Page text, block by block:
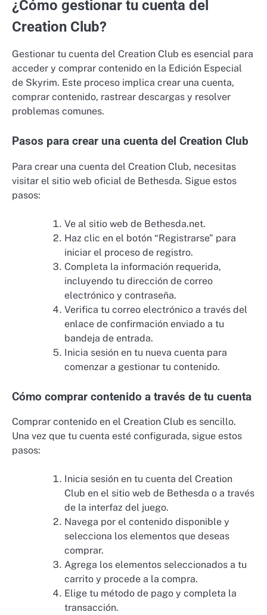
¿Cómo gestionar tu cuenta del
Creation Club?
Gestionar tu cuenta del Creation Club es esencial para
acceder y comprar contenido en la Edición Especial
de Skyrim. Este proceso implica crear una cuenta,
comprar contenido, rastrear descargas y resolver
problemas comunes.
Pasos para crear una cuenta del Creation Club
Para crear una cuenta del Creation Club, necesitas
visitar el sitio web oficial de Bethesda. Sigue estos
pasos:
Ve al sitio web de Bethesda.net.
Haz clic en el botón “Registrarse” para
iniciar el proceso de registro.
Completa la información requerida,
incluyendo tu dirección de correo
electrónico y contraseña.
Verifica tu correo electrónico a través del
enlace de confirmación enviado a tu
bandeja de entrada.
Inicia sesión en tu nueva cuenta para
comenzar a gestionar tu contenido.
Cómo comprar contenido a través de tu cuenta
Comprar contenido en el Creation Club es sencillo.
Una vez que tu cuenta esté configurada, sigue estos
pasos:
Inicia sesión en tu cuenta del Creation
Club en el sitio web de Bethesda o a través
de la interfaz del juego.
Navega por el contenido disponible y
selecciona los elementos que deseas
comprar.
Agrega los elementos seleccionados a tu
carrito y procede a la compra.
Elige tu método de pago y completa la
transacción.